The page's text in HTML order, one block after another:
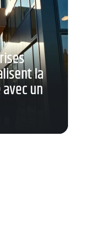
la
un